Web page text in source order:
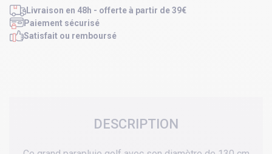
Livraison en 48h - offerte à partir de 39€
Paiement sécurisé
Satisfait ou remboursé
DESCRIPTION